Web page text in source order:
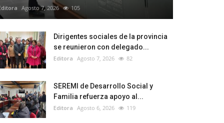
Agosto 7, 2026 105
Dirigentes sociales de la provincia
se reunieron con delegado...
Editora Agosto 7, 2026 82
SEREMI de Desarrollo Social y
Familia refuerza apoyo al...
Editora Agosto 6, 2026 119